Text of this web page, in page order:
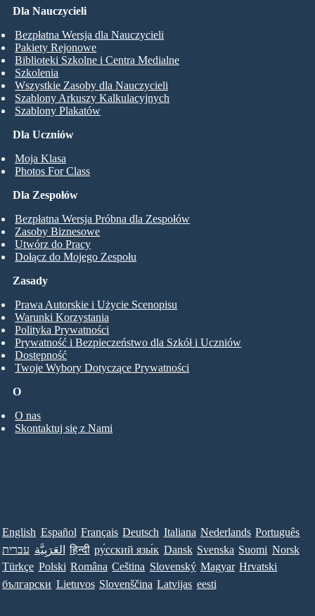
Dla Uczniów
Moja Klasa
Photos For Class
Dla Nauczycieli
Bezpłatna Wersja dla Nauczycieli
Pakiety Rejonowe
Biblioteki Szkolne i Centra Medialne
Szkolenia
Wszystkie Zasoby dla Nauczycieli
Szablony Arkuszy Kalkulacyjnych
Szablony Plakatów
Dla Zespołów
Bezpłatna Wersja Próbna dla Zespołów
Zasoby Biznesowe
Utwórz do Pracy
Dołącz do Mojego Zespołu
O
O nas
Skontaktuj się z Nami
Zasady
Prawa Autorskie i Użycie Scenopisu
Warunki Korzystania
Polityka Prywatności
Prywatność i Bezpieczeństwo dla Szkół i Uczniów
Dostępność
Twoje Wybory Dotyczące Prywatności
English Español Français Deutsch Italiana Nederlands Português
עברית العَرَبِيَّة हिन्दी ру́сский язы́к Dansk Svenska Suomi Norsk
Türkçe Polski Româna Ceština Slovenský Magyar Hrvatski
български Lietuvos Slovenščina Latvijas eesti